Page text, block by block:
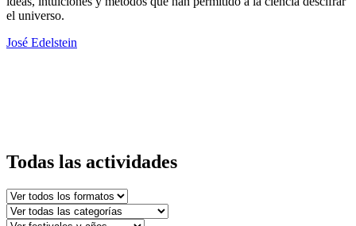
el universo.
José Edelstein
Todas las actividades